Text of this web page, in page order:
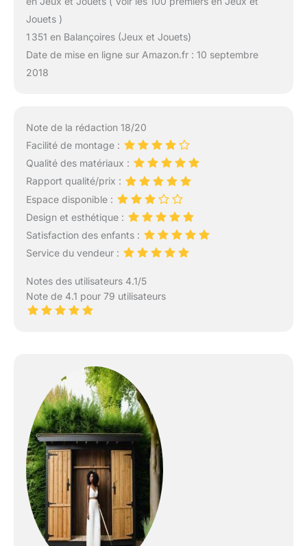
Jouets )
1 351 en Balançoires (Jeux et Jouets)
Date de mise en ligne sur Amazon.fr : 10 septembre
2018
Note de la rédaction 18/20
Facilité de montage :
Qualité des matériaux :
Rapport qualité/prix :
Espace disponible :
Design et esthétique :
Satisfaction des enfants :
Service du vendeur :
Notes des utilisateurs 4.1/5
Note de 4.1 pour 79 utilisateurs